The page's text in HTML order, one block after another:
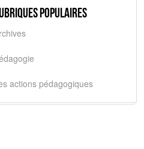
populaires
actions pédagogiques